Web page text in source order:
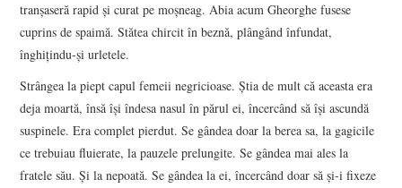
tranșaseră rapid și curat pe moșneag. Abia acum Gheorghe fusese
cuprins de spaimă. Stătea chircit în beznă, plângând înfundat,
înghițindu-și urletele.
Strângea la piept capul femeii negricioase. Știa de mult că aceasta era
deja moartă, însă își îndesa nasul în părul ei, încercând să își ascundă
suspinele. Era complet pierdut. Se gândea doar la berea sa, la gagicile
ce trebuiau fluierate, la pauzele prelungite. Se gândea mai ales la
fratele său. Și la nepoată. Se gândea la ei, încercând doar să și-i fixeze